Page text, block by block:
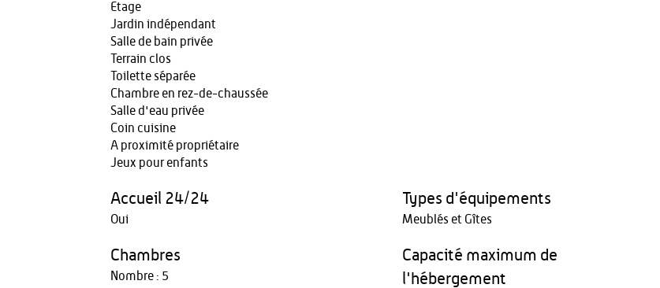
Etage
Jardin indépendant
Salle de bain privée
Terrain clos
Toilette séparée
Chambre en rez-de-chaussée
Salle d'eau privée
Coin cuisine
A proximité propriétaire
Jeux pour enfants
Accueil 24/24
Oui
Types d'équipements
Meublés et Gîtes
Chambres
Nombre : 5
Capacité maximum de
l'hébergement